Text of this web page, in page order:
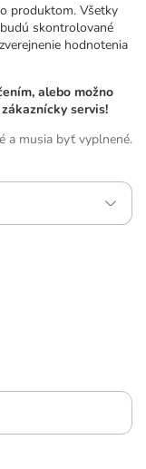
produktom. Všetky
skontrolované
hodnotenia
alebo možno
servis!
a musia byť vyplnené.